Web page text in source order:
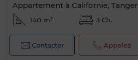
Appartement à Californie, Tanger
140 m² 3 Ch.
Contacter Appelez